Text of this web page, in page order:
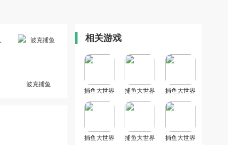
波克捕鱼
相关游戏
捕鱼大世界
带礼包码版
捕鱼大世界
捕鱼大世界
费下载安装
捕鱼大世界
捕鱼大世界
捕鱼大世界